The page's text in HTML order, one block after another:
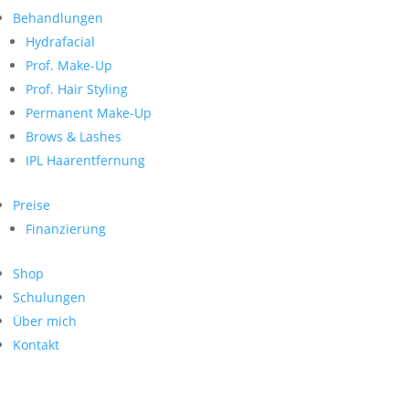
Behandlungen
Hydrafacial
Prof. Make-Up
Prof. Hair Styling
Permanent Make-Up
Brows & Lashes
IPL Haarentfernung
Preise
Finanzierung
Shop
Schulungen
Über mich
Kontakt
nach:
Neueste Kommentare
Archiv
Kategorien
Keine Kategorien
Meta
Anmelden
Feed der Einträge
WordPress.org
Search
nach:
Archive
Kontakt
Impressum
Datenschutz